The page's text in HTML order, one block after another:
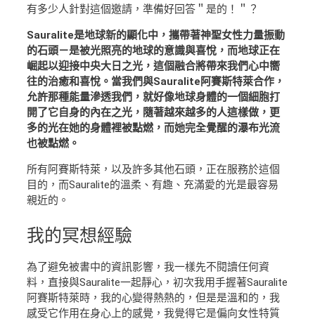
有多少人針對這個邀請，準備好回答＂是的！＂？
Sauralite是地球新的顯化中，攜帶著神聖女性力量振動
的石頭－是被光照亮的地球的意識與喜悅，而地球正在
崛起以迎接中央大日之光，這個融合將帶來我們心中嚮
往的治癒和喜悅。當我們與Sauralite阿賽斯特萊合作，
允許那種能量滲透我們，就好像地球身體的一個細胞打
開了它自身的內在之光，隨著越來越多的人這樣做，更
多的光在她的身體裡被點燃，而她完全覺醒的瀑布光流
也被點燃。
所有阿賽斯特萊，以及許多其他石頭，正在服務於這個
目的，而Sauralite的溫柔、有趣、充滿愛的光是最容易
親近的。
我的冥想經驗
為了避免被書中的資訊影響，我一樣先不閱讀任何資
料，直接與Sauralite一起靜心，初次我用手握著Sauralite
阿賽斯特萊時，我的心變得熱熱的，但是是溫和的，我
感受它作用在身心上的感覺，我覺得它是偏向女性特質